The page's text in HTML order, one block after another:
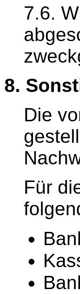
7.6.
8.
Die
Für